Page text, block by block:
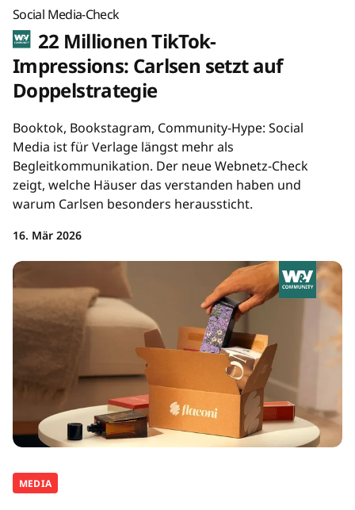
Social Media-Check
22 Millionen TikTok-
Impressions: Carlsen setzt auf
Doppelstrategie
Booktok, Bookstagram, Community-Hype: Social
Media ist für Verlage längst mehr als
Begleitkommunikation. Der neue Webnetz-Check
zeigt, welche Häuser das verstanden haben und
warum Carlsen besonders heraussticht.
16. Mär 2026
MEDIA